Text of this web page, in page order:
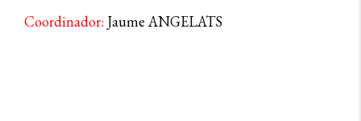
Coordinador: Jaume ANGELATS